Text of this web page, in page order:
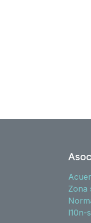
Zona
l10n-